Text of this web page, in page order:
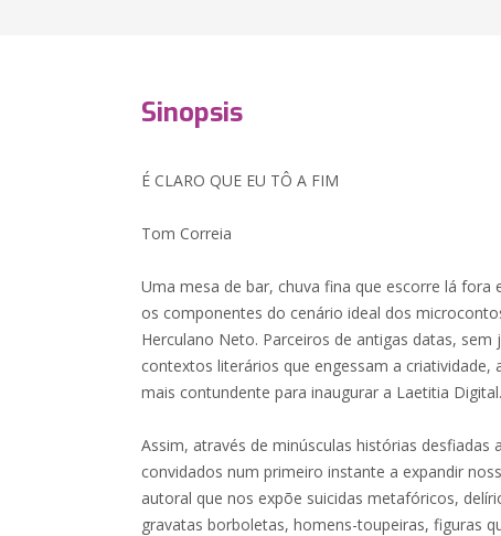
Sinopsis
É CLARO QUE EU TÔ A FIM
Tom Correia
Uma mesa de bar, chuva fina que escorre lá fora
os componentes do cenário ideal dos
Herculano Neto. Parceiros de antigas datas, sem
contextos literários que engessam a criatividade,
mais contundente para inaugurar a Laetitia Digital.
Assim, através de minúsculas histórias
convidados num primeiro instante a expandir
autoral que nos expõe suicidas metafóricos,
gravatas borboletas, homens-toupeiras, figuras